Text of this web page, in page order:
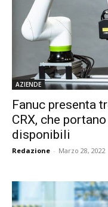
AZIENDE
Fanuc presenta
CRX, che
disponibili
Redazione - Marzo 28, 2022